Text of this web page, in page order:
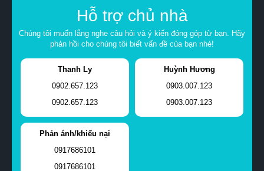
Hỗ trợ chủ nhà
Chúng tôi muốn lắng nghe câu hỏi và ý kiến đóng góp từ bạn. Hãy
phản hồi cho chúng tôi biết vấn đề của bạn nhé!
Thanh Ly
0902.657.123
0902.657.123
Huỳnh Hương
0903.007.123
0903.007.123
Phản ánh/khiếu nại
0917686101
0917686101